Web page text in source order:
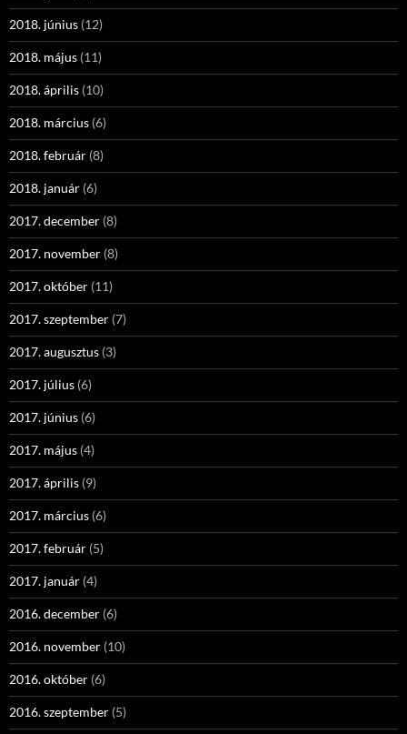
2018. június (12)
2018. május (11)
2018. április (10)
2018. március (6)
2018. február (8)
2018. január (6)
2017. december (8)
2017. november (8)
2017. október (11)
2017. szeptember (7)
2017. augusztus (3)
2017. július (6)
2017. június (6)
2017. május (4)
2017. április (9)
2017. március (6)
2017. február (5)
2017. január (4)
2016. december (6)
2016. november (10)
2016. október (6)
2016. szeptember (5)